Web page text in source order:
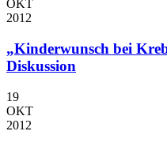
OKT
2012
„Kinderwunsch bei
Diskussion
19
OKT
2012